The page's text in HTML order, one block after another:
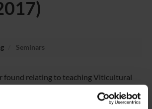
Seminars
found relating to teaching Viticultural